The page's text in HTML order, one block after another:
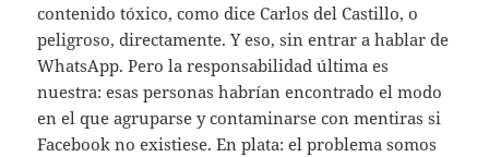
contenido tóxico, como dice Carlos del Castillo, o
peligroso, directamente. Y eso, sin entrar a hablar de
WhatsApp. Pero la responsabilidad última es
nuestra: esas personas habrían encontrado el modo
en el que agruparse y contaminarse con mentiras si
Facebook no existiese. En plata: el problema somos